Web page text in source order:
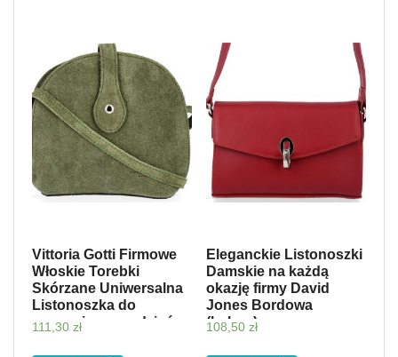
Vittoria Gotti Firmowe
Włoskie Torebki
Skórzane Uniwersalna
Listonoszka do
noszenia na co dzień
111,30 zł
Eleganckie Listonoszki
Damskie na każdą
okazję firmy David
Jones Bordowa
(kolory)
108,50 zł